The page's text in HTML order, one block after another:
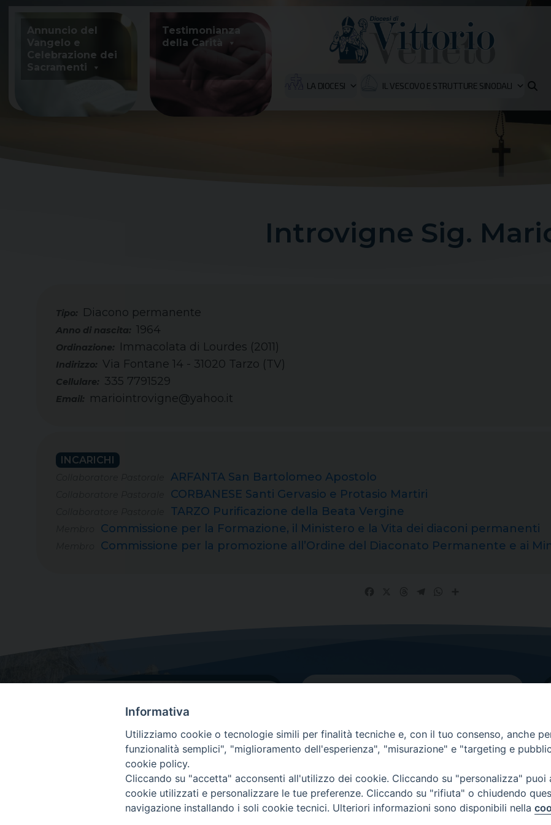
content
Annuncio del
Vangelo e
Celebrazione dei
Sacramenti
Testimonianza
della Carità
LA DIOCESI IL VESCOVO E STRUTTURE SINODALI
Introvigne Sig.
Tipo:
Diacono permanente
1964
Immacolata di Lourdes (2011)
Cellulare: 335 7791529
Email: mariointrovigne@yahoo.it
Via Fontane 14 - 31020 Tarzo (TV)
INCARICHI
ARFANTA San Bartolomeo Apostolo
CORBANESE Santi Gervasio e Protasio Martiri
TARZO Purificazione della Beata Vergine
Commissione per la Formazione, il Ministero e la Vita dei diaconi permanenti
Commissione per la promozione all’Ordine del Diaconato Permanente e ai
Dove siamo
Via Lorenzo Da Ponte, 116
31029 Vittorio Veneto (Treviso)
Contatti principali
Tel.0438 9481| fax0438 948214
EMAIL GENERALE
Informativa
Utilizziamo cookie o tecnologie simili per finalità tecniche e, con il tuo consenso, anche
funzionalità semplici", "miglioramento dell'esperienza", "misurazione" e "targeting e
cookie policy.
Cliccando su "accetta" acconsenti all'utilizzo dei cookie. Cliccando su "personalizza" puoi
cookie utilizzati e personalizzare le tue preferenze. Cliccando su "rifiuta" o chiudendo
navigazione installando i soli cookie tecnici. Ulteriori informazioni sono disponibili nella